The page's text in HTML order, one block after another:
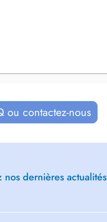
ou contactez-nous
dernières actualités